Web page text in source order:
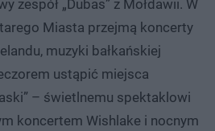
zespół „Dubas” z Mołdawii. W
Miasta przejmą koncerty
muzyki bałkańskiej
ustąpić miejsca
– świetlnemu spektaklowi
koncertem Wishlake i nocnym